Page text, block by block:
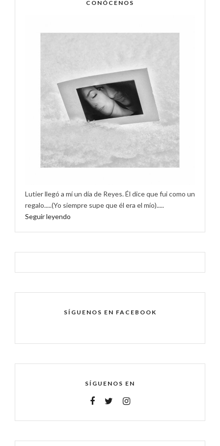
CONÓCENOS
Lutier llegó a mí un día de Reyes. Él dice que fui como un
regalo.....(Yo siempre supe que él era el mío).....
Seguir leyendo
SÍGUENOS EN FACEBOOK
SÍGUENOS EN